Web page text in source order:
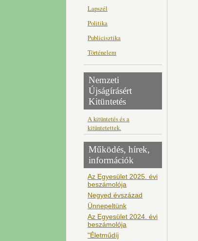
Lapszél
Politika
Publicisztika
Történelem
Nemzeti
Újságírásért
Kitüntetés
A kitüntetés és a
kitüntetettek.
Működés, hírek,
információk
Az Egyesület 2025. évi
beszámolója
Negyed évszázad
Ünnepeltünk
Az Egyesület 2024. évi
beszámolója
"Életműdíj